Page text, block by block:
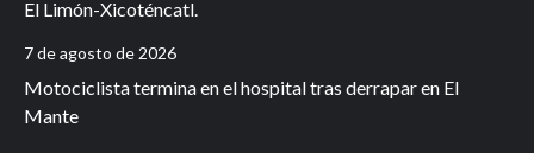
El Limón-Xicoténcatl.
7 de agosto de 2026
Motociclista termina en el hospital tras derrapar en El
Mante